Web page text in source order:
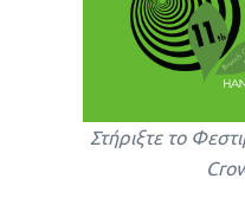
Στήριξτε το